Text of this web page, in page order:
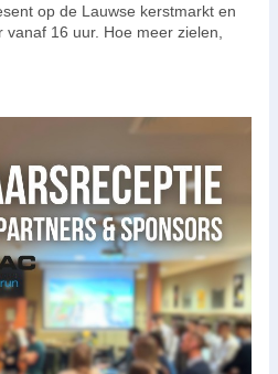
op de Lauwse kerstmarkt en
16 uur. Hoe meer zielen,